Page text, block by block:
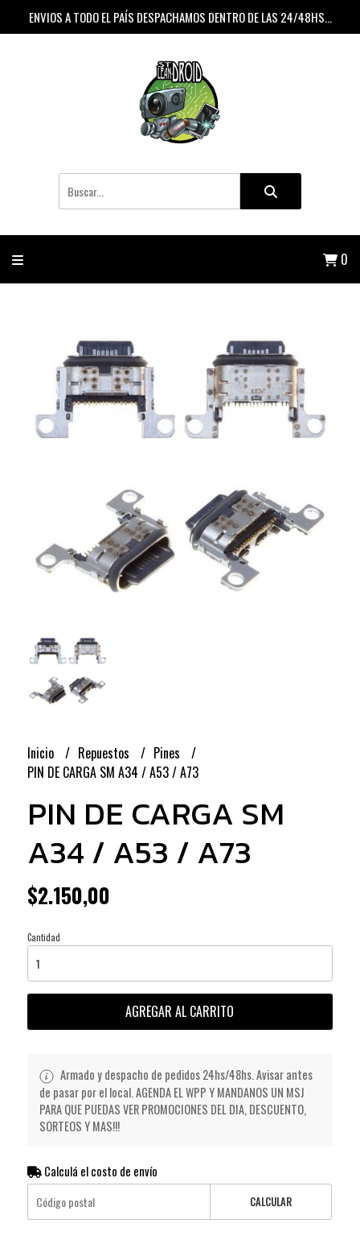
ENVIOS A TODO EL PAÍS DESPACHAMOS DENTRO DE LAS 24/48HS...
0
Inicio Repuestos
Pines
PIN DE CARGA SM A34 / A53 / A73
PIN DE CARGA SM
A34 / A53 / A73
$2.150,00
Cantidad
AGREGAR AL CARRITO
Armado y despacho de pedidos 24hs/48hs. Avisar antes
de pasar por el local. AGENDA EL WPP Y MANDANOS UN MSJ
PARA QUE PUEDAS VER PROMOCIONES DEL DIA, DESCUENTO,
SORTEOS Y MAS!!!
Calculá el costo de envío
CALCULAR